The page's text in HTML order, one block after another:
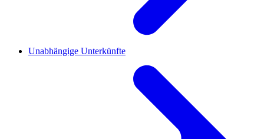
Unabhängige Unterkünfte